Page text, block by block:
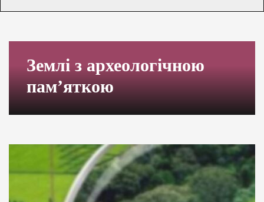
Землі з археологічною
пам’яткою